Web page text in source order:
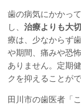
歯の病気にかかっ
し、治療よりも大
療は、少なからず
や期間、痛みや恐
ありません。定期
クを抑えることが
田川市の歯医者「